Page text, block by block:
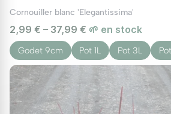
Cornouiller blanc 'Elegantissima'
2,99 € – 37,99 € 🌱 en stock
Godet 9cm Pot 1L Pot 3L